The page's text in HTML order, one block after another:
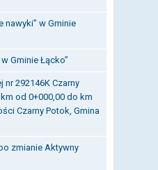
nawyki” w Gminie
Gminie Łącko”
nr 292146K Czarny
od 0+000,00 do km
Czarny Potok, Gmina
zmianie Aktywny